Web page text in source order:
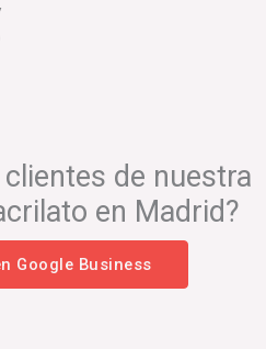
de nuestra
en Madrid?
Google Business